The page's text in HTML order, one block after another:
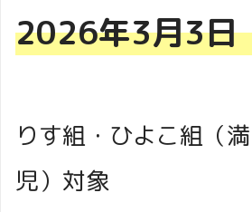
2026年3月3日
りす組・ひよこ組（
児）対象